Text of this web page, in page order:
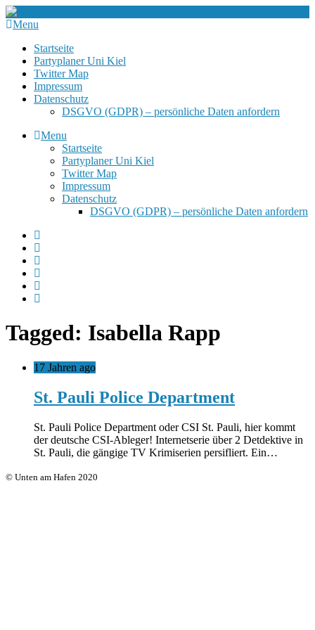
Menu
Startseite
Partyplaner Uni Kiel
Twitter Map
Impressum
Datenschutz
DSGVO (GDPR) – persönliche Daten anfordern
Menu
Startseite
Partyplaner Uni Kiel
Twitter Map
Impressum
Datenschutz
DSGVO (GDPR) – persönliche Daten anfordern
Tagged: Isabella Rapp
17 Jahren ago
St. Pauli Police Department
St. Pauli Police Department oder CSI St. Pauli, hier kommt
der deutsche CSI-Ableger! Internetserie über 2 Detdektive in
St. Pauli, die gängige TV Krimiserien persifliert. Ein…
© Unten am Hafen 2020